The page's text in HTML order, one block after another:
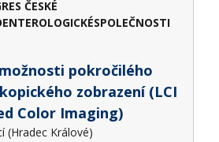
ČESKÉ
pokročilého
zobrazení (LCI
Color Imaging)
(Hradec Králové)